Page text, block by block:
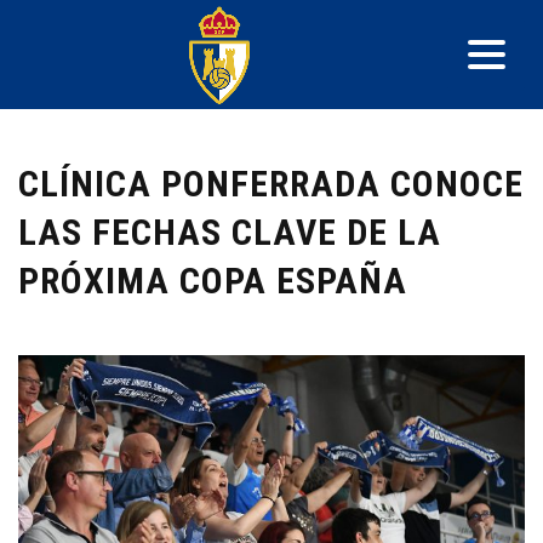
CLÍNICA PONFERRADA CONOCE
LAS FECHAS CLAVE DE LA
PRÓXIMA COPA ESPAÑA